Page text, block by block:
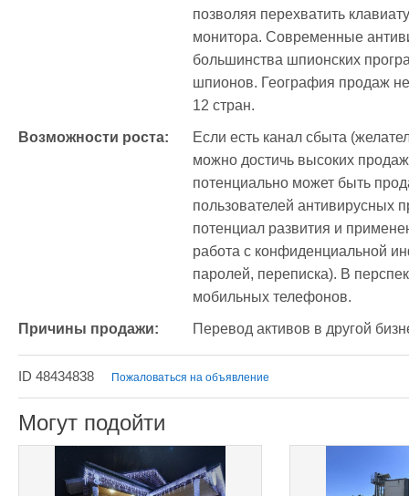
позволяя перехватить
монитора. Современные
большинства шпионских
шпионов. География продаж
12 стран.
Возможности роста:
Если есть канал сбыта
можно достичь высоких
потенциально может быть
пользователей антивирусных
потенциал развития и
работа с конфиденциальной
паролей, переписка). В
мобильных телефонов.
Причины продажи: Перевод активов в другой
ID 48434838 Пожаловаться на объявление
Могут подойти